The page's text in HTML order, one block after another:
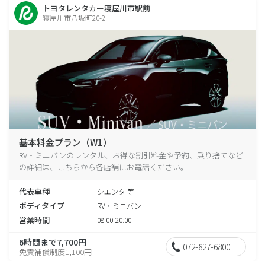
トヨタレンタカー寝屋川市駅前
寝屋川市八坂町20-2
基本料金プラン（W1）
RV・ミニバンのレンタル、お得な割引料金や予約、乗り捨てなど
の詳細は、こちらから各店舗にお電話ください。
代表車種 シエンタ 等
ボディタイプ RV・ミニバン
営業時間 08:00-20:00
6時間まで7,700円
免責補償制度1,100円 072-827-6800